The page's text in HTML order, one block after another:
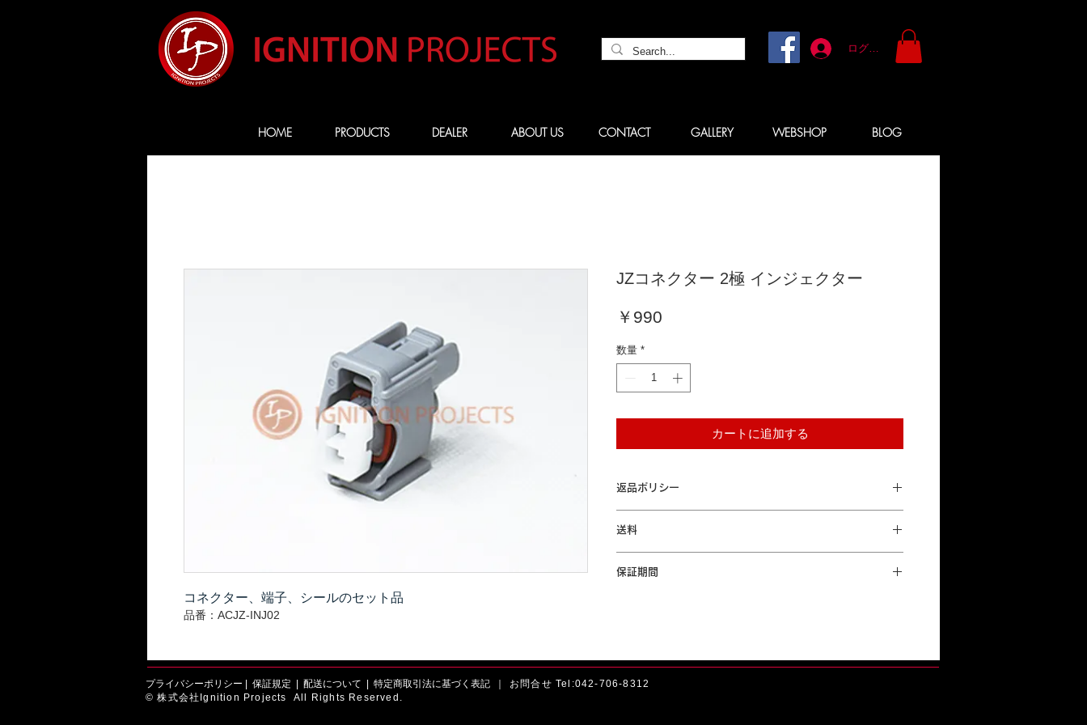
ログイン
HOME PRODUCTS DEALER ABOUT US CONTACT GALLERY WEBSHOP BLOG
コネクター、端子、シールのセット品
品番：ACJZ-INJ02
JZコネクター 2極 インジェクター
￥990
数量 *
カートに追加する
返品ポリシー
おりません。ご了承ください。
送料
保証期間
プライバシーポリシー 保証規定 配送について 特定商取引法に基づく表記 ｜ お問合せ Tel:042-706-8312
© 株式会社Ignition Projects All Rights Reserved.